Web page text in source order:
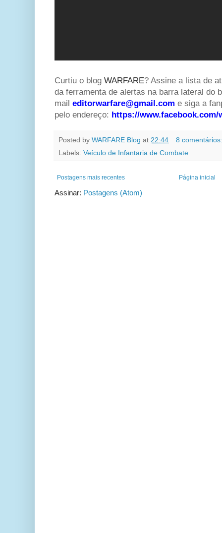
Curtiu o blog WARFARE? Assine a lista de
da ferramenta de alertas na barra lateral do
mail editorwarfare@gmail.com e siga a
pelo endereço: https://www.facebook.com/
Posted by WARFARE Blog at 22:44
8
Labels: Veículo de Infantaria de Combate
Postagens mais recentes Página inicial
Assinar: Postagens (Atom)